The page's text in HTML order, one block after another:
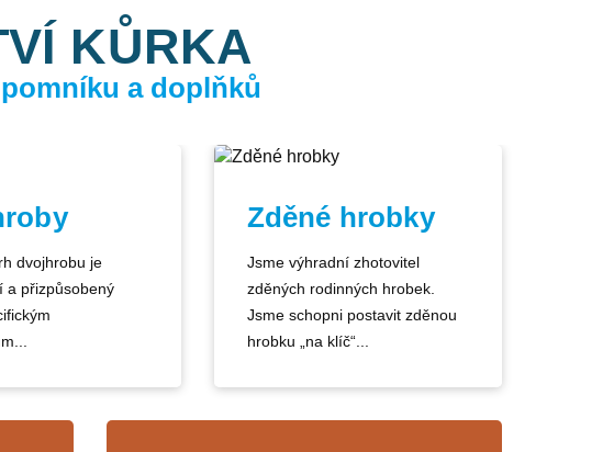
KŮRKA
a doplňků
dvojhrobu je
a přizpůsobený
Zděné hrobky
Jsme výhradní zhotovitel
zděných rodinných hrobek.
Jsme schopni postavit zděnou
hrobku „na klíč“...